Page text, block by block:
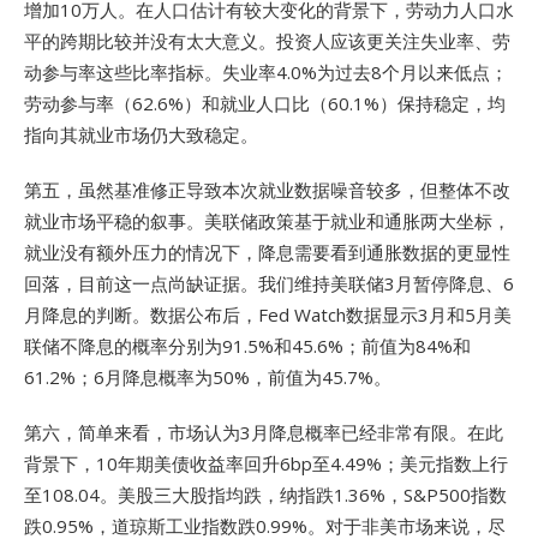
增加10万人。在人口估计有较大变化的背景下，劳动力人口水
平的跨期比较并没有太大意义。投资人应该更关注失业率、劳
动参与率这些比率指标。失业率4.0%为过去8个月以来低点；
劳动参与率（62.6%）和就业人口比（60.1%）保持稳定，均
指向其就业市场仍大致稳定。
第五，虽然基准修正导致本次就业数据噪音较多，但整体不改
就业市场平稳的叙事。美联储政策基于就业和通胀两大坐标，
就业没有额外压力的情况下，降息需要看到通胀数据的更显性
回落，目前这一点尚缺证据。我们维持美联储3月暂停降息、6
月降息的判断。数据公布后，Fed Watch数据显示3月和5月美
联储不降息的概率分别为91.5%和45.6%；前值为84%和
61.2%；6月降息概率为50%，前值为45.7%。
第六，简单来看，市场认为3月降息概率已经非常有限。在此
背景下，10年期美债收益率回升6bp至4.49%；美元指数上行
至108.04。美股三大股指均跌，纳指跌1.36%，S&P500指数
跌0.95%，道琼斯工业指数跌0.99%。对于非美市场来说，尽